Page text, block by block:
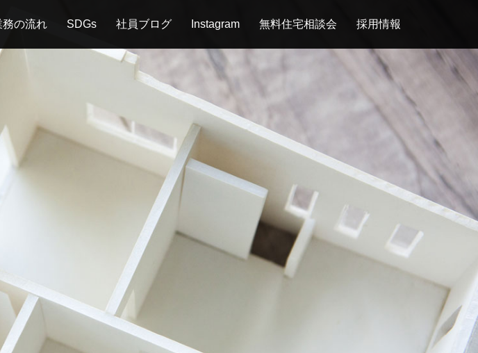
務の流れ SDGs 社員ブログ Instagram 無料住宅相談会 採用情報